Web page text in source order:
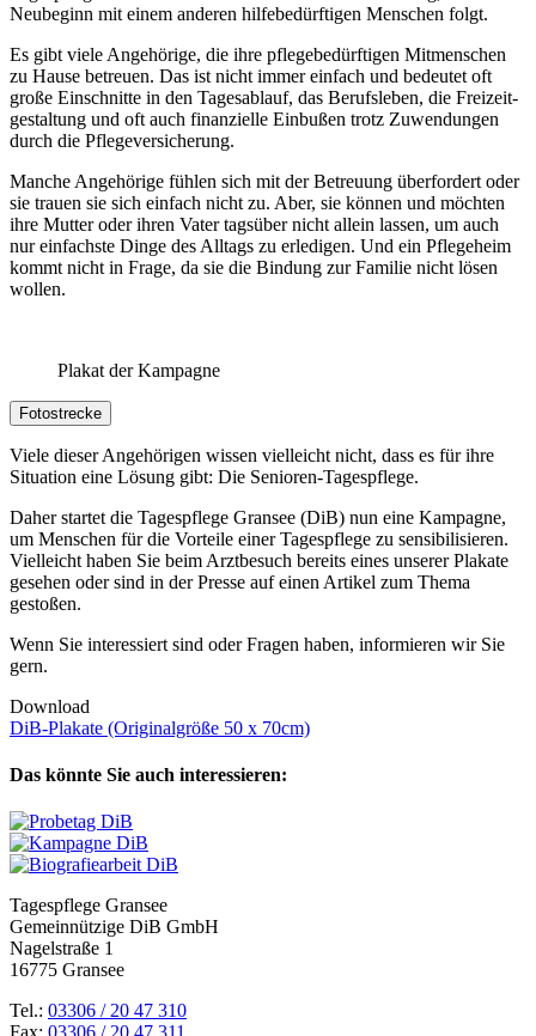
Neubeginn mit einem anderen hilfebedürftigen Menschen folgt.
Es gibt viele Angehörige, die ihre pflegebedürftigen Mitmenschen
zu Hause betreuen. Das ist nicht immer einfach und bedeutet oft
große Einschnitte in den Tagesablauf, das Berufsleben, die Freizeit­
gestaltung und oft auch finanzielle Einbußen trotz Zuwendungen
durch die Pflege­versicherung.
Manche Angehörige fühlen sich mit der Betreuung überfordert oder
sie trauen sie sich einfach nicht zu. Aber, sie können und möchten
ihre Mutter oder ihren Vater tagsüber nicht allein lassen, um auch
nur einfachste Dinge des Alltags zu erledigen. Und ein Pflegeheim
kommt nicht in Frage, da sie die Bindung zur Familie nicht lösen
wollen.
Plakat der Kampagne
Fotostrecke
Viele dieser Angehörigen wissen vielleicht nicht, dass es für ihre
Situation eine Lösung gibt: Die Senioren-Tagespflege.
Daher startet die Tagespflege Gransee (DiB) nun eine Kampagne,
um Menschen für die Vorteile einer Tagespflege zu sensibilisieren.
Vielleicht haben Sie beim Arztbesuch bereits eines unserer Plakate
gesehen oder sind in der Presse auf einen Artikel zum Thema
gestoßen.
Wenn Sie interessiert sind oder Fragen haben, informieren wir Sie
gern.
Download
DiB-Plakate (Originalgröße 50 x 70cm)
Das könnte Sie auch interessieren:
Tagespflege Gransee
Gemeinnützige DiB GmbH
Nagelstraße 1
16775 Gransee
Tel.: 03306 / 20 47 310